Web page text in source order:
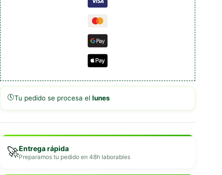
🕔Tu pedido se procesa el lunes
🚀Entrega rápida
Preparamos tu pedido en 48h laborables